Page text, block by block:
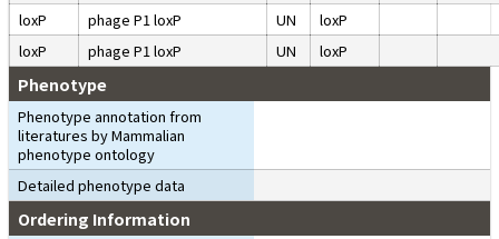
loxP
phage P1 loxP UN
loxP
loxP
phage P1 loxP UN loxP
Phenotype
Phenotype annotation from
literatures by Mammalian
phenotype ontology
Detailed phenotype data
Ordering Information